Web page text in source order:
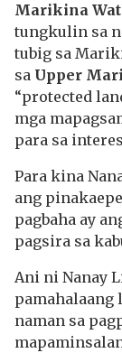
Marikina
tungkulin sa
tubig sa
sa Upper
“protected
mga
para sa
Para kina
ang
pagbaha ay
pagsira sa
Ani ni Nanay
naman sa